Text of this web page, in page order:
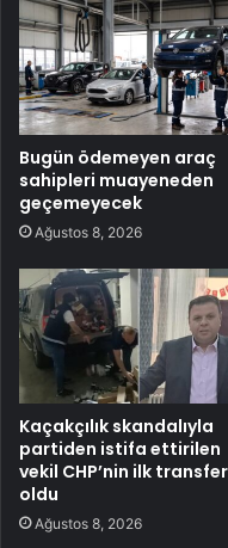
Bugün ödemeyen araç
sahipleri muayeneden
geçemeyecek
Ağustos 8, 2026
Kaçakçılık skandalıyla
partiden istifa ettirilen
vekil CHP’nin ilk
oldu
Ağustos 8, 2026